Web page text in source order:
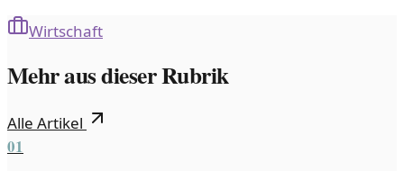
Wirtschaft
Mehr aus dieser Rubrik
Alle Artikel
01